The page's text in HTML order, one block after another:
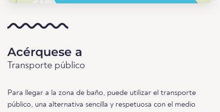
Acérquese a
Transporte público
Para llegar a la zona de baño, puede utilizar el transporte
público, una alternativa sencilla y respetuosa con el medio